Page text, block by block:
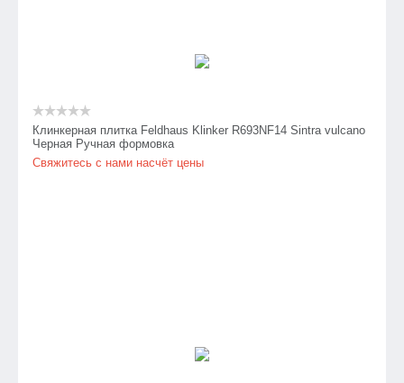
Клинкерная плитка Feldhaus Klinker R693NF14 Sintra vulcano
Черная Ручная формовка
Свяжитесь с нами насчёт цены